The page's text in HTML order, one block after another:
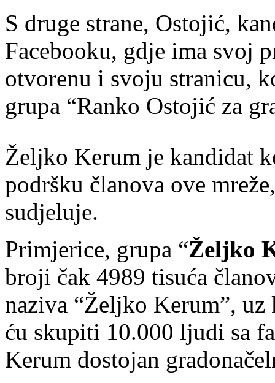
S druge strane, Ostojić,
Facebooku, gdje ima svoj
otvorenu i svoju stranicu,
grupa “Ranko Ostojić za
Željko Kerum je kandidat
podršku članova ove
sudjeluje.
Primjerice, grupa “Željko
broji čak 4989 tisuća
naziva “Željko Kerum”,
ću skupiti 10.000 ljudi sa
Kerum dostojan